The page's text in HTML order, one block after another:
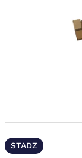
STADZ